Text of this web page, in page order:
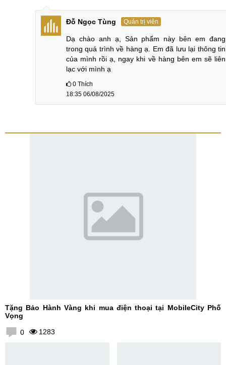
Đỗ Ngọc Tùng Quản trị viên
Dạ chào anh ạ, Sản phẩm này bên em đang
trong quá trình về hàng ạ. Em đã lưu lại thông tin
của mình rồi ạ, ngay khi về hàng bên em sẽ liên
lạc với mình ạ
0 Thích
18:35 06/08/2025
Tặng Bảo Hành Vàng khi mua điện thoại tại MobileCity Phố
Vọng
0 1283